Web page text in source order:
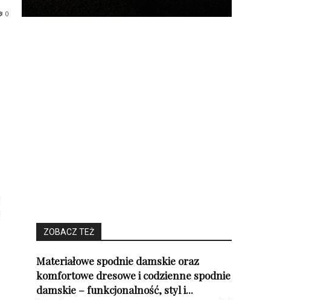
0
ZOBACZ TEŻ
Materiałowe spodnie damskie oraz
komfortowe dresowe i codzienne spodnie
damskie – funkcjonalność, styl i...